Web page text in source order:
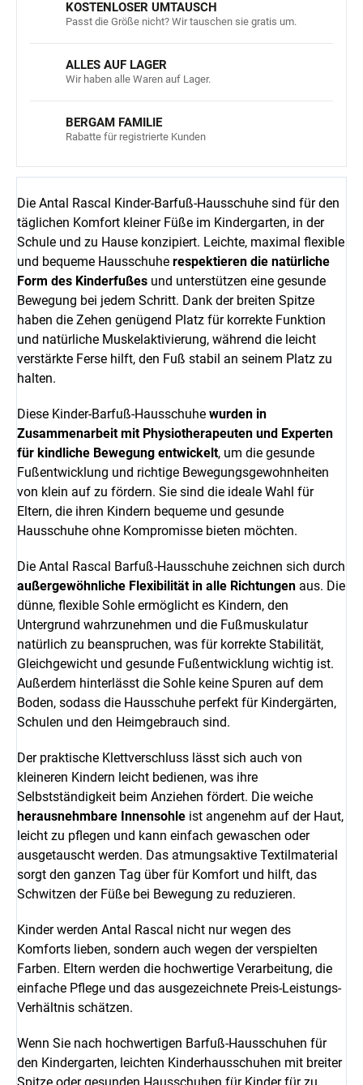
KOSTENLOSER UMTAUSCH
Passt die Größe nicht? Wir tauschen sie gratis um.
ALLES AUF LAGER
Wir haben alle Waren auf Lager.
BERGAM FAMILIE
Rabatte für registrierte Kunden
Die Antal Rascal Kinder-Barfuß-Hausschuhe sind für den
täglichen Komfort kleiner Füße im Kindergarten, in der
Schule und zu Hause konzipiert. Leichte, maximal flexible
und bequeme Hausschuhe respektieren die natürliche
Form des Kinderfußes und unterstützen eine gesunde
Bewegung bei jedem Schritt. Dank der breiten Spitze
haben die Zehen genügend Platz für korrekte Funktion
und natürliche Muskelaktivierung, während die leicht
verstärkte Ferse hilft, den Fuß stabil an seinem Platz zu
halten.
Diese Kinder-Barfuß-Hausschuhe wurden in
Zusammenarbeit mit Physiotherapeuten und Experten
für kindliche Bewegung entwickelt, um die gesunde
Fußentwicklung und richtige Bewegungsgewohnheiten
von klein auf zu fördern. Sie sind die ideale Wahl für
Eltern, die ihren Kindern bequeme und gesunde
Hausschuhe ohne Kompromisse bieten möchten.
Die Antal Rascal Barfuß-Hausschuhe zeichnen sich durch
außergewöhnliche Flexibilität in alle Richtungen aus. Die
dünne, flexible Sohle ermöglicht es Kindern, den
Untergrund wahrzunehmen und die Fußmuskulatur
natürlich zu beanspruchen, was für korrekte Stabilität,
Gleichgewicht und gesunde Fußentwicklung wichtig ist.
Außerdem hinterlässt die Sohle keine Spuren auf dem
Boden, sodass die Hausschuhe perfekt für Kindergärten,
Schulen und den Heimgebrauch sind.
Der praktische Klettverschluss lässt sich auch von
kleineren Kindern leicht bedienen, was ihre
Selbstständigkeit beim Anziehen fördert. Die weiche
herausnehmbare Innensohle ist angenehm auf der Haut,
leicht zu pflegen und kann einfach gewaschen oder
ausgetauscht werden. Das atmungsaktive Textilmaterial
sorgt den ganzen Tag über für Komfort und hilft, das
Schwitzen der Füße bei Bewegung zu reduzieren.
Kinder werden Antal Rascal nicht nur wegen des
Komforts lieben, sondern auch wegen der verspielten
Farben. Eltern werden die hochwertige Verarbeitung, die
einfache Pflege und das ausgezeichnete Preis-Leistungs-
Verhältnis schätzen.
Wenn Sie nach hochwertigen Barfuß-Hausschuhen für
den Kindergarten, leichten Kinderhausschuhen mit breiter